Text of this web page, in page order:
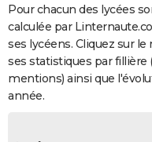
FORUM
Bricolage
Lifestyle
Culture
Television
Voyage
Cinema
Pour chacun des lycées
calculée par
ses lycéens. Cliquez sur
ses statistiques par fillière
mentions) ainsi que
année.